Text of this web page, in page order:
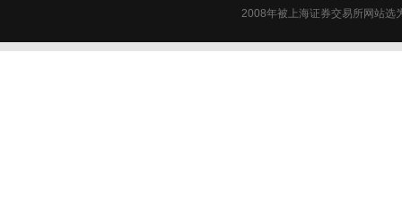
2008年被上海证券交易所网站选